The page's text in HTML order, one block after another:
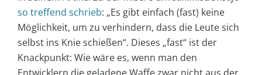
so treffend schrieb: „Es gibt einfach (fast) keine
Möglichkeit, um zu verhindern, dass die Leute sich
selbst ins Knie schießen“. Dieses „fast“ ist der
Knackpunkt: Wie wäre es, wenn man den